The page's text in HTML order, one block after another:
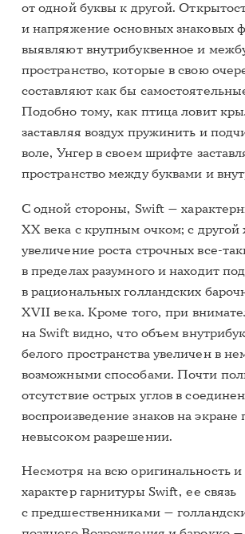
от одной буквы к другой.
и напряжение основных знаковых
выявляют внутрибуквенное и
пространство, которые в свою
составляют как бы
Подобно тому, как птица ловит
заставляя воздух пружинить и
воле, Унгер в своем шрифте
пространство между буквами и
С одной стороны, Swift —
ХХ века с крупным очком; с
увеличение роста строчных все-
в пределах разумного и находит
в рациональных голландских
XVII века. Кроме того, при
на Swift видно, что объем
белого пространства увеличен в
возможными способами. Почти
отсутствие острых углов в
воспроизведение знаков на экране
невысоком разрешении.
Несмотря на всю оригинальность
характер гарнитуры Swift, ее связь
с предшественниками —